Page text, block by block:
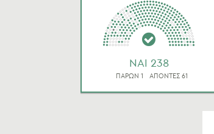
NAI 238
ΠΑΡΩΝ 1 ΑΠΟΝΤΕΣ 61